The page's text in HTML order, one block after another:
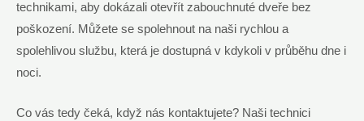
technikami, aby dokázali otevřít zabouchnuté dveře bez
poškození. Můžete se spolehnout na naši rychlou a
spolehlivou službu, která je dostupná v kdykoli v průběhu dne i
noci.
Co vás tedy čeká, když nás kontaktujete? Naši technici